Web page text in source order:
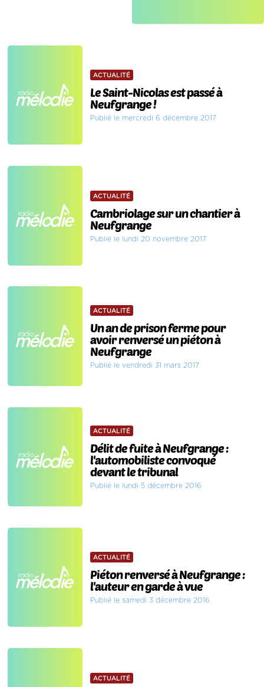
ACTUALITÉ
Le Saint-Nicolas est passé à
Neufgrange !
Publié le mercredi 6 décembre 2017
ACTUALITÉ
Cambriolage sur un chantier à
Neufgrange
Publié le lundi 20 novembre 2017
ACTUALITÉ
Un an de prison ferme pour
avoir renversé un piéton à
Neufgrange
Publié le vendredi 31 mars 2017
ACTUALITÉ
Délit de fuite à Neufgrange :
l'automobiliste convoqué
devant le tribunal
Publié le lundi 5 décembre 2016
ACTUALITÉ
Piéton renversé à Neufgrange :
l'auteur en garde à vue
Publié le samedi 3 décembre 2016
ACTUALITÉ